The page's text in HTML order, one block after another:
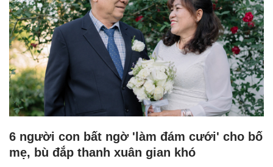
6 người con bất ngờ 'làm đám cưới' cho bố
mẹ, bù đắp thanh xuân gian khó